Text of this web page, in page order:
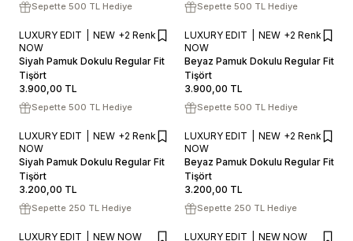
Sepette 500 TL Hediye Sepette 500 TL Hediye
SEPETE EKLE / +
LUXURY EDIT
NEW
NOW
+2 Renk
Siyah Pamuk Dokulu Regular Fit
Tişört
3.900,00 TL
Sepette 500 TL Hediye
SEPETE EKLE / +
LUXURY EDIT
NEW
NOW
+2 Renk
Beyaz Pamuk Dokulu Regular Fit
Tişört
3.900,00 TL
Sepette 500 TL Hediye
SEPETE EKLE / +
LUXURY EDIT
NEW
NOW
+2 Renk
Siyah Pamuk Dokulu Regular Fit
Tişört
3.200,00 TL
Sepette 250 TL Hediye
SEPETE EKLE / +
LUXURY EDIT
NEW
NOW
+2 Renk
Beyaz Pamuk Dokulu Regular Fit
Tişört
3.200,00 TL
Sepette 250 TL Hediye
LUXURY EDIT
NEW NOW
LUXURY EDIT
NEW NOW